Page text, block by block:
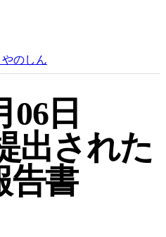
のしん
06日
出された
告書